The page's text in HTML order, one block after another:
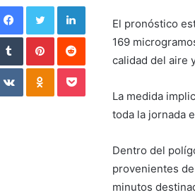
El pronóstico
169
calidad del aire
La medida
toda la jornada
Dentro del
provenientes
minutos
Facebook Twitter LinkedIn
Tumblr Pinterest Reddit
VKontakte Odnoklassniki Pocket